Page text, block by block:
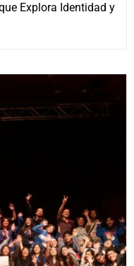
Explora Identidad y